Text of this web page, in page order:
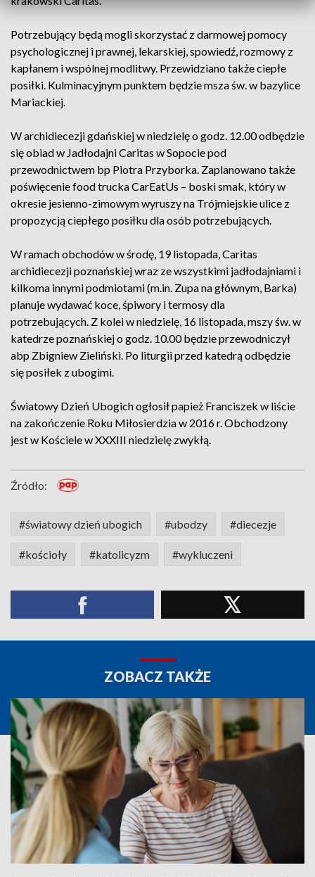
Potrzebujący będą mogli skorzystać z darmowej pomocy
psychologicznej i prawnej, lekarskiej, spowiedź, rozmowy z
kapłanem i wspólnej modlitwy. Przewidziano także ciepłe
posiłki. Kulminacyjnym punktem będzie msza św. w bazylice
Mariackiej.
W archidiecezji gdańskiej w niedzielę o godz. 12.00 odbędzie
się obiad w Jadłodajni Caritas w Sopocie pod
przewodnictwem bp Piotra Przyborka. Zaplanowano także
poświęcenie food trucka CarEatUs – boski smak, który w
okresie jesienno-zimowym wyruszy na Trójmiejskie ulice z
propozycją ciepłego posiłku dla osób potrzebujących.
W ramach obchodów w środę, 19 listopada, Caritas
archidiecezji poznańskiej wraz ze wszystkimi jadłodajniami i
kilkoma innymi podmiotami (m.in. Zupa na głównym, Barka)
planuje wydawać koce, śpiwory i termosy dla
potrzebujących. Z kolei w niedzielę, 16 listopada, mszy św. w
katedrze poznańskiej o godz. 10.00 będzie przewodniczył
abp Zbigniew Zieliński. Po liturgii przed katedrą odbędzie
się posiłek z ubogimi.
Światowy Dzień Ubogich ogłosił papież Franciszek w liście
na zakończenie Roku Miłosierdzia w 2016 r. Obchodzony
jest w Kościele w XXXIII niedzielę zwykłą.
Źródło:
#światowy dzień ubogich #ubodzy #diecezje
#kościoły #katolicyzm #wykluczeni
ZOBACZ TAKŻE